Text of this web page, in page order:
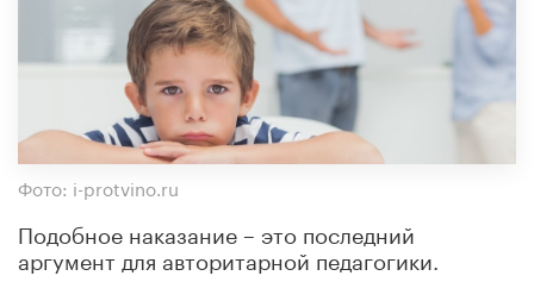
Фото: i-protvino.ru
Подобное наказание – это последний
аргумент для авторитарной педагогики.